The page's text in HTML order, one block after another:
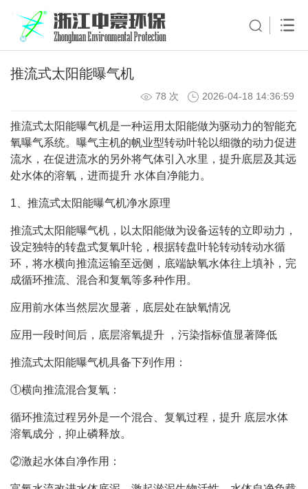
推流式太阳能曝气机
78 次 2026-04-18 14:36:59
推流式太阳能曝气机是一种运用太阳能做为驱动力的智能充
氧曝气系统。曝气主机的帆业型转动叶轮以细微的动力促进
流水，在促进流水的另外将气体引入水里，提升底层及其远
处水体的溶氧，进而提升 水体自净能力。
1、推流式太阳能曝气机净水原理
推流式太阳能曝气机，以太阳能做为设备运转的立即动力，
设定独特的转盘式复氧叶轮，根据转盘叶轮转动转动水循
环，将水横向推流运输至远侧，底端缺氧水体往上填补，完
成循环推流、混合和复氧等多种作用。
应用前水体当然层次显著，底层处在缺氧情况
应用一段时间后，底层溶氧提升 ，污染指标值显著降低
推流式太阳能曝气机具备下列作用：
①横向推流混合复氧：
循环推流过程另外是一个混合、复氧过程，提升 底层水体
溶氧成分，抑止磷释放。
②激起水体自净作用：